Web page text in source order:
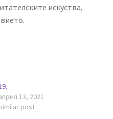
искуства,
13, 2021
post